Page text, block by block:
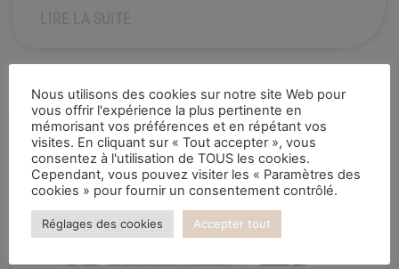
LIRE LA SUITE
HOME STAGING
Nous utilisons des cookies sur notre site Web pour
vous offrir l'expérience la plus pertinente en
mémorisant vos préférences et en répétant vos
visites. En cliquant sur « Tout accepter », vous
consentez à l'utilisation de TOUS les cookies.
Cependant, vous pouvez visiter les « Paramètres des
cookies » pour fournir un consentement contrôlé.
Réglages des cookies Accepter tout